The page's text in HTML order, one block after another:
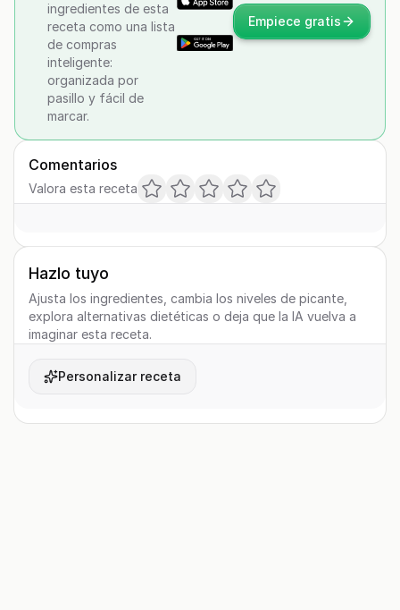
ingredientes de esta
receta como una lista
de compras
inteligente:
organizada por
pasillo y fácil de
marcar.
Empiece gratis
Comentarios
Valora esta receta
Hazlo tuyo
Ajusta los ingredientes, cambia los niveles de picante,
explora alternativas dietéticas o deja que la IA vuelva a
imaginar esta receta.
Personalizar receta